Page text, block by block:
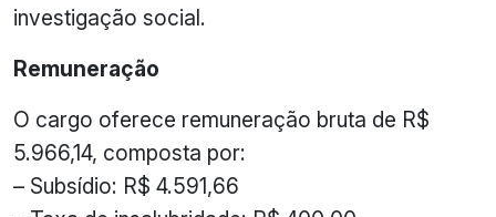
investigação social.
Remuneração
O cargo oferece remuneração bruta de R$
5.966,14, composta por:
– Subsídio: R$ 4.591,66